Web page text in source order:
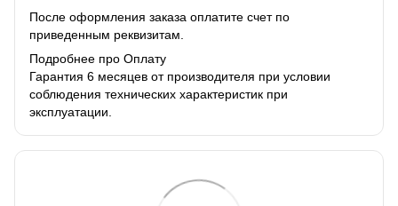
После оформления заказа оплатите счет по
приведенным реквизитам.
Подробнее про Оплату
Гарантия 6 месяцев от производителя при условии
соблюдения технических характеристик при
эксплуатации.